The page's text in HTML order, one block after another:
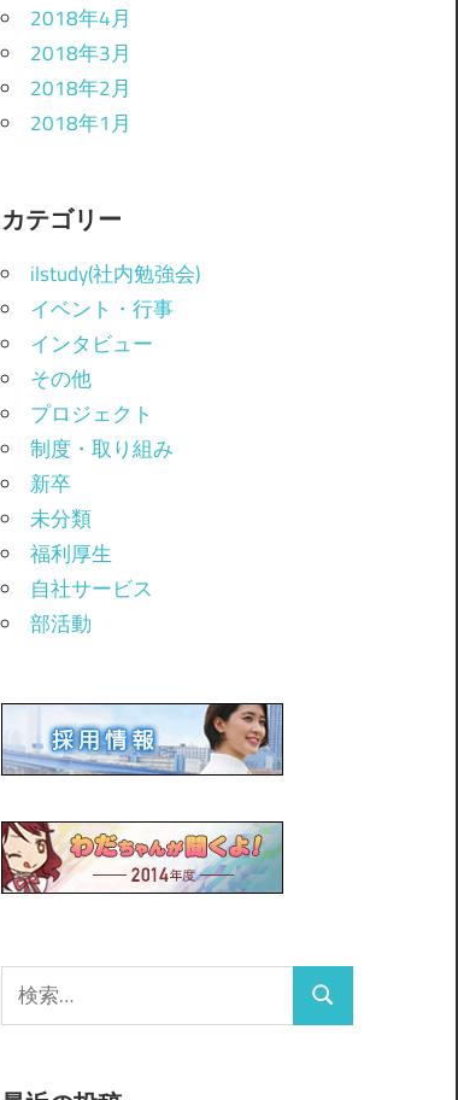
2018年4月
2018年3月
2018年2月
2018年1月
カテゴリー
ilstudy(社内勉強会)
イベント・行事
インタビュー
その他
プロジェクト
制度・取り組み
新卒
未分類
福利厚生
自社サービス
部活動